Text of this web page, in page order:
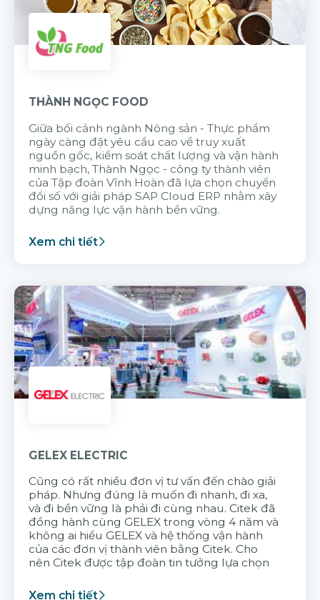
THÀNH NGỌC FOOD
Giữa bối cảnh ngành Nông sản - Thực phẩm
ngày càng đặt yêu cầu cao về truy xuất
nguồn gốc, kiểm soát chất lượng và vận hành
minh bạch, Thành Ngọc - công ty thành viên
của Tập đoàn Vĩnh Hoàn đã lựa chọn chuyển
đổi số với giải pháp SAP Cloud ERP nhằm xây
dựng năng lực vận hành bền vững.
Xem chi tiết
GELEX ELECTRIC
Cũng có rất nhiều đơn vị tư vấn đến chào giải
pháp. Nhưng đúng là muốn đi nhanh, đi xa,
và đi bền vững là phải đi cùng nhau. Citek đã
đồng hành cùng GELEX trong vòng 4 năm và
không ai hiểu GELEX và hệ thống vận hành
của các đơn vị thành viên bằng Citek. Cho
nên Citek được tập đoàn tin tưởng lựa chọn
Xem chi tiết